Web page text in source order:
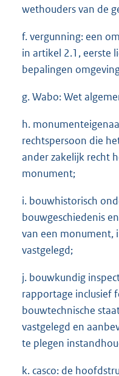
wethouders van de
f. vergunning: een
in artikel 2.1, eerste
bepalingen
g. Wabo: Wet
h.
rechtspersoon die
ander zakelijk recht
monument;
i. bouwhistorisch
bouwgeschiedenis
van een monument,
vastgelegd;
j. bouwkundig
rapportage inclusief
bouwtechnische
vastgelegd en
te plegen
k. casco: de